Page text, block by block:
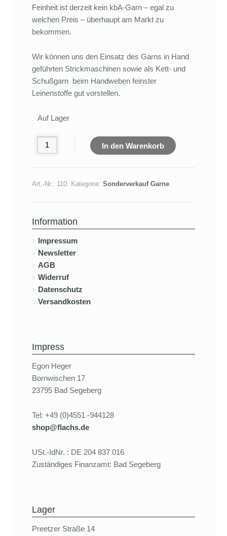
Feinheit ist derzeit kein kbA-Garn – egal zu
welchen Preis – überhaupt am Markt zu
bekommen.
Wir können uns den Einsatz des Garns in Hand
geführten Strickmaschinen sowie als Kett- und
Schußgarn beim Handweben feinster
Leinenstoffe gut vorstellen.
Auf Lager
In den Warenkorb
Art.-Nr.: 110. Kategorie:Sonderverkauf Garne.
Information
Impressum
Newsletter
AGB
Widerruf
Datenschutz
Versandkosten
Impress
Egon Heger
Bornwischen 17
23795 Bad Segeberg
Tel: +49 (0)4551 -944128
shop@flachs.de
USt.-IdNr. : DE 204 837 016
Zuständiges Finanzamt: Bad Segeberg
Lager
Preetzer Straße 14